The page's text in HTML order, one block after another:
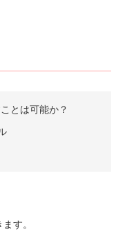
とは可能か？
す。